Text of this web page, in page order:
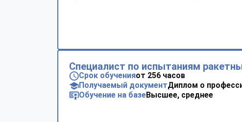
Специалист по испытаниям
Срок обученияот 256 часов
Получаемый документДиплом о
Обучение на базеВысшее, среднее